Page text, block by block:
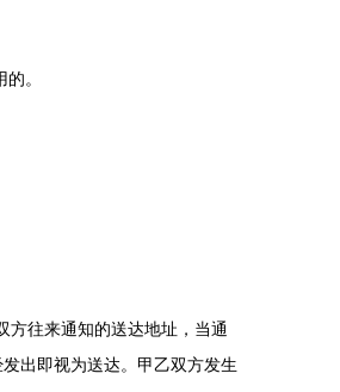
。
方往来通知的送达地址，当通
出即视为送达。甲乙双方发生